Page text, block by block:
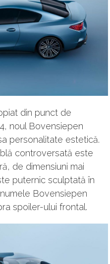
din punct de
noul Bovensiepen
personalitate estetică.
controversată este
de dimensiuni mai
puternic sculptată în
Bovensiepen
spoiler-ului frontal.